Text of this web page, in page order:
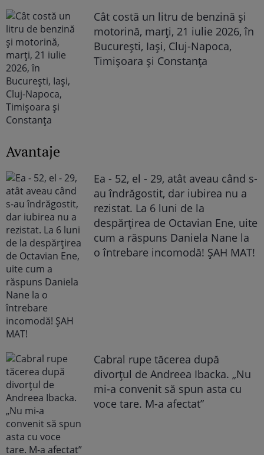
Cât costă un litru de benzină și
motorină, marți, 21 iulie 2026, în
București, Iași, Cluj-Napoca,
Timișoara și Constanța
Avantaje
Ea - 52, el - 29, atât aveau când s-
au îndrăgostit, dar iubirea nu a
rezistat. La 6 luni de la
despărțirea de Octavian Ene, uite
cum a răspuns Daniela Nane la
o întrebare incomodă! ȘAH MAT!
Cabral rupe tăcerea după
divorțul de Andreea Ibacka. „Nu
mi-a convenit să spun asta cu
voce tare. M-a afectat”